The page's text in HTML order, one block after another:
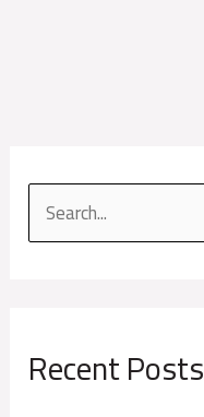
e
c
Recent Posts